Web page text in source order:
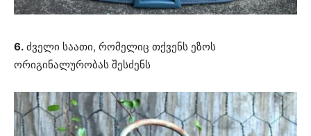
6. ძველი საათი, რომელიც თქვენს ეზოს
ორიგინალურობას შესძენს